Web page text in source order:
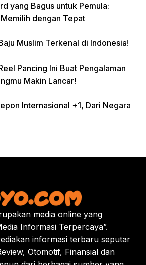
yang Bagus untuk Pemula:
dengan Tepat
Muslim Terkenal di Indonesia!
Pancing Ini Buat Pengalaman
Makin Lancar!
Internasional +1, Dari Negara
media online yang
Informasi Terpercaya”.
informasi terbaru seputar
Otomotif, Finansial dan